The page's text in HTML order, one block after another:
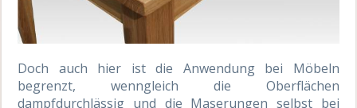
Doch auch hier ist die Anwendung bei Möbeln
begrenzt, wenngleich die Oberflächen
dampfdurchlässig und die Maserungen selbst bei